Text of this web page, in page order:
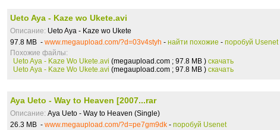
Ueto Aya - Kaze wo Ukete.avi
Описание: Ueto Aya - Kaze wo Ukete
97.8 MB - www.megaupload.com/?d=03v4styh - найти похожие - поробуй Usenet
Похожие файлы:
Ueto Aya - Kaze Wo Ukete.avi (megaupload.com ; 97.8 MB ) скачать
Ueto Aya - Kaze Wo Ukete.avi (megaupload.com ; 97.8 MB ) скачать
Aya Ueto - Way to Heaven [2007...rar
Описание: Aya Ueto - Way to Heaven (Single)
26.3 MB - www.megaupload.com/?d=pe7gm9dk - поробуй Usenet